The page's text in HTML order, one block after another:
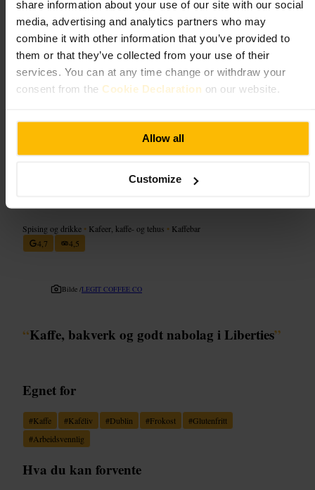
share information about your use of our site with our social
media, advertising and analytics partners who may
combine it with other information that you’ve provided to
them or that they’ve collected from your use of their
services. You can at any time change or withdraw your
consent from the Cookie Declaration on our website.
Allow all
Customize
og noen veganske valg, blant dem en populær vegansk pølsebolle.
Sittegrunnlaget er begrenset, så det føles intimt og travelt til tider.
Planlegg ditt besøk
Gå tidlig for å få sitteplass og ferske bakervarer. Bestill i disken og spør
roligere tidspunkt. Ikke planlegg større grupper her, stedet egner seg
https://bitterswitter-cafe-d2.com/
Spising og drikke • Kafeer, kaffe- og tehus • Kaffebar
4,7
4,5
Bilde /LEGIT COFFEE CO
“Kaffe, bakverk og godt nabolag i Liberties”
Egnet for
#Kaffe #Kaféliv #Dublin #Frokost #Glutenfritt
#Arbeidsvennlig
Hva du kan forvente